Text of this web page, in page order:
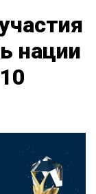
нации